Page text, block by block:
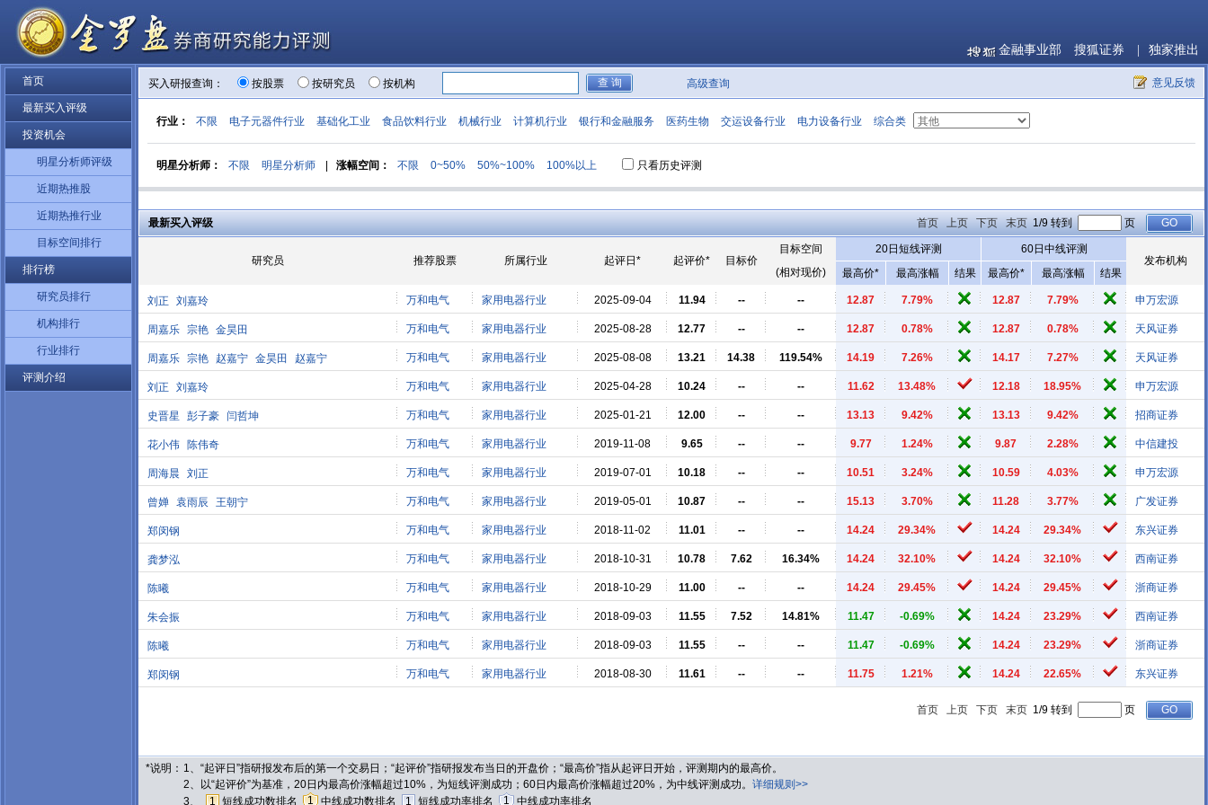
金融事业部 搜狐证券 独家推出
首页
最新买入评级
投资机会
明星分析师评级
近期热推股
近期热推行业
目标空间排行
排行榜
研究员排行
机构排行
行业排行
评测介绍
买入研报查询： 按股票 按研究员 按机构 高级查询 意见反馈
行业： 不限 电子元器件行业 基础化工业 食品饮料行业 机械行业 计算机行业 银行和金融服务 医药生物 交运设备行业 电力设备行业 综合类
明星分析师： 不限 明星分析师 涨幅空间： 不限 0~50% 50%~100% 100%以上 只看历史评测
首页 上页 下页 末页 1/9 转到 页
最新买入评级
研究员 推荐股票 所属行业 起评日* 起评价* 目标价
目标空间
(相对现价)
20日短线评测
60日中线评测
发布机构
最高价*
最高涨幅 结果 最高价* 最高涨幅 结果
刘正 刘嘉玲 万和电气 家用电器行业 2025-09-04 11.94 -- -- 12.87 7.79% 12.87 7.79% 申万宏源
周嘉乐 宗艳 金昊田 万和电气 家用电器行业 2025-08-28 12.77 -- -- 12.87 0.78% 12.87 0.78% 天风证券
周嘉乐 宗艳 赵嘉宁 金昊田 赵嘉宁 万和电气 家用电器行业 2025-08-08 13.21 14.38 119.54% 14.19 7.26% 14.17 7.27% 天风证券
刘正 刘嘉玲 万和电气 家用电器行业 2025-04-28 10.24 -- -- 11.62 13.48% 12.18 18.95% 申万宏源
史晋星 彭子豪 闫哲坤 万和电气 家用电器行业 2025-01-21 12.00 -- -- 13.13 9.42% 13.13 9.42% 招商证券
花小伟 陈伟奇 万和电气 家用电器行业 2019-11-08 9.65 -- -- 9.77 1.24% 9.87 2.28% 中信建投
周海晨 刘正 万和电气 家用电器行业 2019-07-01 10.18 -- -- 10.51 3.24% 10.59 4.03% 申万宏源
曾婵 袁雨辰 王朝宁 万和电气 家用电器行业 2019-05-01 10.87 -- -- 15.13 3.70% 11.28 3.77% 广发证券
郑闵钢 万和电气 家用电器行业 2018-11-02 11.01 -- -- 14.24 29.34% 14.24 29.34% 东兴证券
龚梦泓 万和电气 家用电器行业 2018-10-31 10.78 7.62 16.34% 14.24 32.10% 14.24 32.10% 西南证券
陈曦 万和电气 家用电器行业 2018-10-29 11.00 -- -- 14.24 29.45% 14.24 29.45% 浙商证券
朱会振 万和电气 家用电器行业 2018-09-03 11.55 7.52 14.81% 11.47 -0.69% 14.24 23.29% 西南证券
陈曦 万和电气 家用电器行业 2018-09-03 11.55 -- -- 11.47 -0.69% 14.24 23.29% 浙商证券
郑闵钢 万和电气 家用电器行业 2018-08-30 11.61 -- -- 11.75 1.21% 14.24 22.65% 东兴证券
首页 上页 下页 末页 1/9 转到 页
*说明： 1、“起评日”指研报发布后的第一个交易日；“起评价”指研报发布当日的开盘价；“最高价”指从起评日开始，评测期内的最高价。
2、以“起评价”为基准，20日内最高价涨幅超过10%，为短线评测成功；60日内最高价涨幅超过20%，为中线评测成功。 详细规则>>
3、
1 短线成功数排名 1 中线成功数排名 1 短线成功率排名 1 中线成功率排名